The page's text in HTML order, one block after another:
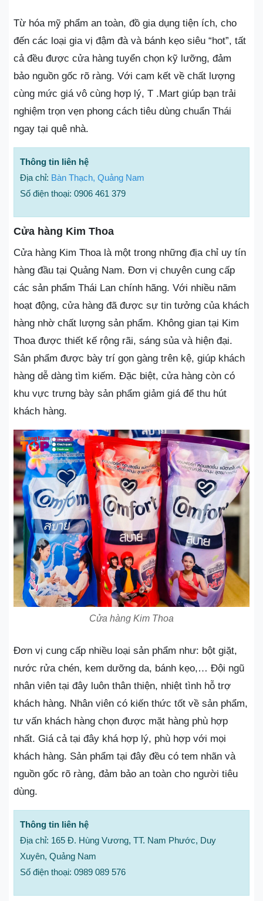
Từ hóa mỹ phẩm an toàn, đồ gia dụng tiện ích, cho
đến các loại gia vị đậm đà và bánh kẹo siêu “hot”, tất
cả đều được cửa hàng tuyển chọn kỹ lưỡng, đảm
bảo nguồn gốc rõ ràng. Với cam kết về chất lượng
cùng mức giá vô cùng hợp lý, T .Mart giúp bạn trải
nghiệm trọn vẹn phong cách tiêu dùng chuẩn Thái
ngay tại quê nhà.
Thông tin liên hệ
Địa chỉ: Bàn Thạch, Quảng Nam
Số điện thoại: 0906 461 379
Cửa hàng Kim Thoa
Cửa hàng Kim Thoa là một trong những địa chỉ uy tín
hàng đầu tại Quảng Nam. Đơn vị chuyên cung cấp
các sản phẩm Thái Lan chính hãng. Với nhiều năm
hoạt động, cửa hàng đã được sự tin tưởng của khách
hàng nhờ chất lượng sản phẩm. Không gian tại Kim
Thoa được thiết kế rộng rãi, sáng sủa và hiện đại.
Sản phẩm được bày trí gọn gàng trên kệ, giúp khách
hàng dễ dàng tìm kiếm. Đặc biệt, cửa hàng còn có
khu vực trưng bày sản phẩm giảm giá để thu hút
khách hàng.
Cửa hàng Kim Thoa
Đơn vị cung cấp nhiều loại sản phẩm như: bột giặt,
nước rửa chén, kem dưỡng da, bánh kẹo,… Đội ngũ
nhân viên tại đây luôn thân thiện, nhiệt tình hỗ trợ
khách hàng. Nhân viên có kiến thức tốt về sản phẩm,
tư vấn khách hàng chọn được mặt hàng phù hợp
nhất. Giá cả tại đây khá hợp lý, phù hợp với mọi
khách hàng. Sản phẩm tại đây đều có tem nhãn và
nguồn gốc rõ ràng, đảm bảo an toàn cho người tiêu
dùng.
Thông tin liên hệ
Địa chỉ: 165 Đ. Hùng Vương, TT. Nam Phước, Duy
Xuyên, Quảng Nam
Số điện thoại: 0989 089 576